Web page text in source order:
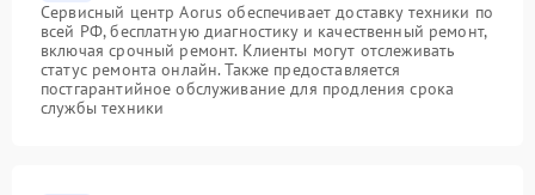
Сервисный центр Aorus обеспечивает доставку техники по
всей РФ, бесплатную диагностику и качественный ремонт,
включая срочный ремонт. Клиенты могут отслеживать
статус ремонта онлайн. Также предоставляется
постгарантийное обслуживание для продления срока
службы техники